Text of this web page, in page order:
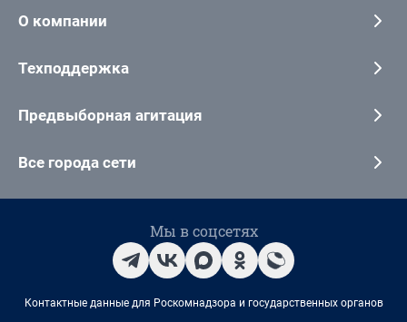
О компании
Техподдержка
Предвыборная агитация
Все города сети
Мы в соцсетях
Контактные данные для Роскомнадзора и государственных органов